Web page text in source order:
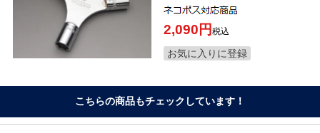
2,090 税込
お気に入りに登録
こちらの商品もチェックしています！